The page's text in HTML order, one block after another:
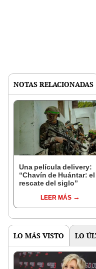
NOTAS RELACIONADAS
Una película delivery:
“Chavín de Huántar: el
rescate del siglo”
LEER MÁS
LO MÁS VISTO LO